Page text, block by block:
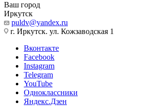
Ваш город
Иркутск
puldv@yandex.ru
г. Иркутск. ул. Кожзаводская 1
Вконтакте
Facebook
Instagram
Telegram
YouTube
Одноклассники
Яндекс.Дзен